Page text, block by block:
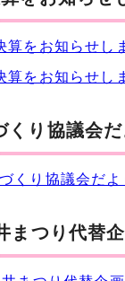
算をお知らせし
算をお知らせし
くり協議会
くり協議会だ
まつり代替